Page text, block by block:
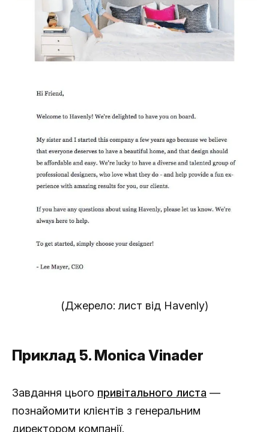
(Джерело: лист від Havenly)
Приклад 5. Monica Vinader
Завдання цього привітального листа —
познайомити клієнтів з генеральним
директором компанії.